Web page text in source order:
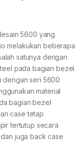
5600 yang
melakukan beberapa
satunya dengan
pada bagian bezel.
dengan seri 5600
material
bagian bezel
case tetap
tertutup secara
juga back case